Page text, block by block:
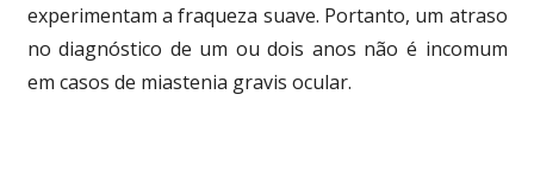
experimentam a fraqueza suave. Portanto, um atraso
no diagnóstico de um ou dois anos não é incomum
em casos de miastenia gravis ocular.